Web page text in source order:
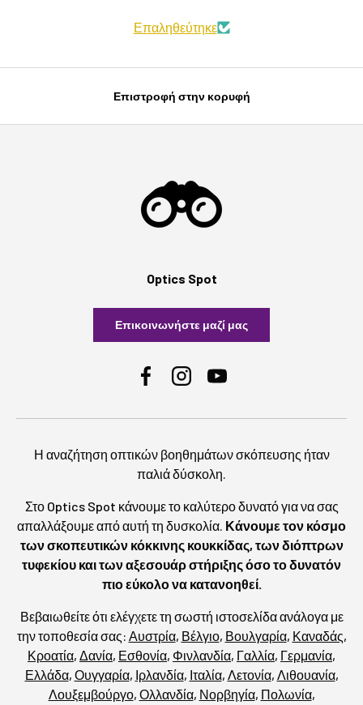
Επαληθεύτηκε
Επιστροφή στην κορυφή
Optics Spot
Επικοινωνήστε μαζί μας
FacebookInstagramYouTube
Η αναζήτηση οπτικών βοηθημάτων σκόπευσης ήταν
παλιά δύσκολη.
Στο Optics Spot κάνουμε το καλύτερο δυνατό για να σας
απαλλάξουμε από αυτή τη δυσκολία. Κάνουμε τον κόσμο
των σκοπευτικών κόκκινης κουκκίδας, των διόπτρων
τυφεκίου και των αξεσουάρ στήριξης όσο το δυνατόν
πιο εύκολο να κατανοηθεί.
Βεβαιωθείτε ότι ελέγχετε τη σωστή ιστοσελίδα ανάλογα με
την τοποθεσία σας: Αυστρία, Βέλγιο, Βουλγαρία, Καναδάς,
Κροατία, Δανία, Εσθονία, Φινλανδία, Γαλλία, Γερμανία,
Ελλάδα, Ουγγαρία, Ιρλανδία, Ιταλία, Λετονία, Λιθουανία,
Λουξεμβούργο, Ολλανδία, Νορβηγία, Πολωνία,